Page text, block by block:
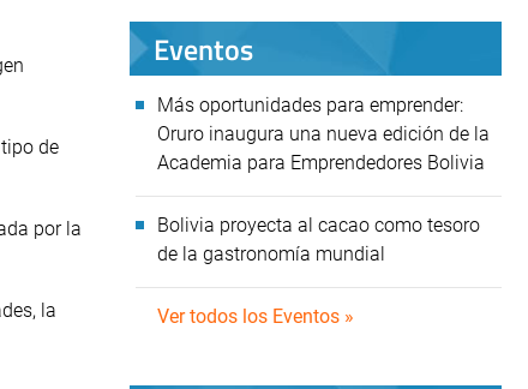
de
por la
la
Eventos
Más oportunidades para emprender:
Oruro inaugura una nueva edición de la
Academia para Emprendedores Bolivia
Bolivia proyecta al cacao como tesoro
de la gastronomía mundial
Ver todos los Eventos »